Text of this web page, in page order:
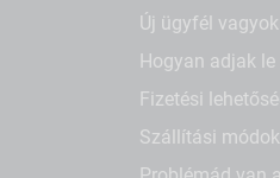
Új ügyfél vagyok
Hogyan adjak le
Fizetési
Szállítási módok